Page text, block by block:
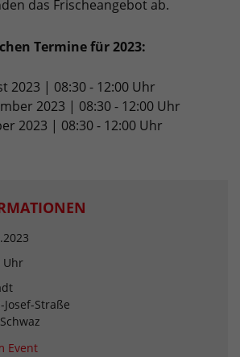
das Frischeangebot ab.
Termine für 2023:
2023 | 08:30 - 12:00 Uhr
2023 | 08:30 - 12:00 Uhr
2023 | 08:30 - 12:00 Uhr
Uhr
Josef-Straße
Event